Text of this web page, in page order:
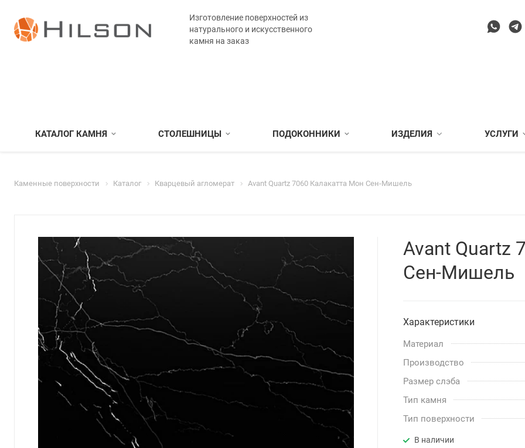
Изготовление поверхностей из
натурального и искусственного
камня на заказ
КАТАЛОГ КАМНЯ СТОЛЕШНИЦЫ ПОДОКОННИКИ ИЗДЕЛИЯ УСЛУГИ
Каменные поверхности Каталог Кварцевый агломерат Avant Quartz 7060 Калакатта Мон Сен-Мишель
Avant Quartz
Сен-Мишель
Характеристики
Материал
Производство
Размер слэба
Тип камня
Тип поверхности
В наличии